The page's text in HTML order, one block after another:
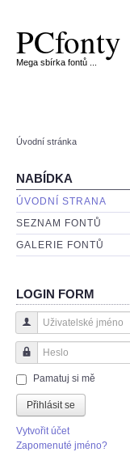
PCfonty
Mega sbírka fontů ...
Úvodní stránka
NABÍDKA
ÚVODNÍ STRANA
SEZNAM FONTŮ
GALERIE FONTŮ
LOGIN FORM
Uživatelské jméno
Heslo
Pamatuj si mě
Přihlásit se
Vytvořit účet
Zapomenuté jméno?